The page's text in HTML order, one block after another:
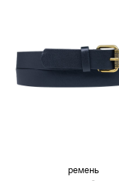
ремень